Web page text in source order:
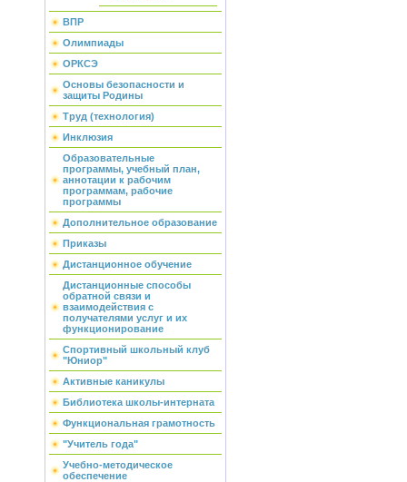
ВПР
Олимпиады
ОРКСЭ
Основы безопасности и
защиты Родины
Труд (технология)
Инклюзия
Образовательные
программы, учебный план,
аннотации к рабочим
программам, рабочие
программы
Дополнительное образование
Приказы
Дистанционное обучение
Дистанционные способы
обратной связи и
взаимодействия с
получателями услуг и их
функционирование
Спортивный школьный клуб
"Юниор"
Активные каникулы
Библиотека школы-интерната
Функциональная грамотность
"Учитель года"
Учебно-методическое
обеспечение